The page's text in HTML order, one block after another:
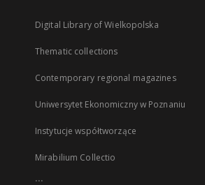
Digital Library of Wielkopolska
Thematic collections
Contemporary regional magazines
Uniwersytet Ekonomiczny w Poznaniu
Instytucje współtworzące
Mirabilium Collectio
...